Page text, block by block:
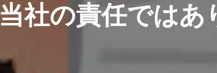
当社の責任ではあ